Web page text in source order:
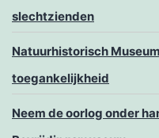
slechtzienden
Natuurhistorisch
toegankelijkheid
Neem de oorlog onder